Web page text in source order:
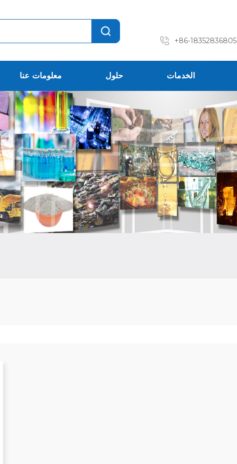
+86-18352836805
معلومات عنا حلول الخدمات